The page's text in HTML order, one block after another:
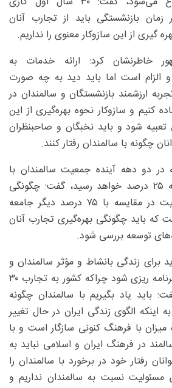
بازنشستگی باید از تجارب آنان
گیری از این سازوکار معنوی را نداریم.
خاطرنشان کرد: ارائه خدمات به
است اما باید دید به چه صورت
ارزشمند بازنشستگان و سالمندان در
و سازوکار نحوه بهره‌گیری از این
شود و باید نخبگان و صاحبنظران
چگونه با سالمندان رفتار کنند.
در دو دهه آینده جمعیت سالمندان با
تعریف بالای ۶۰ سال به ۲۵ درصد خواهد رسید، گفت: چگونگی
بهره‌برداری از این جمعیت در مقایسه با ۷۵ درصد دیگر جامعه
باید چگونگی بهره‌گیری تجارب آنان
توسعه بررسی شود.
برای زندگی بانشاط و مؤثر سالمندان و
بازنشستگان در جامعه برنامه ریزی شود چراکه کشور به تجارب ۳۰
باید یاد بگیریم با سالمندان چگونه
اینکه الگوی زندگی ایران در حال تغییر
با فرهنگ کنونی سازگار است و با
در فرهنگ ایران و اسلامی نباید به
رفتار خود در برخورد با سالمندان را
نسبت به سالمندان نداریم و